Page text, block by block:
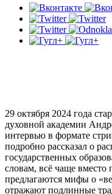
29 октября 2024 года
духовной академии
интервью в формате
подробно рассказал о
государственных
словам, всё чаще вместо
предлагаются мифы о
отражают подлинные